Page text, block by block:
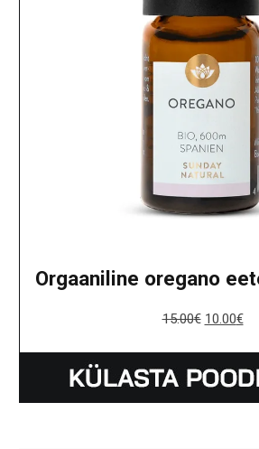
Orgaaniline oregano
15.00€ 10.00€